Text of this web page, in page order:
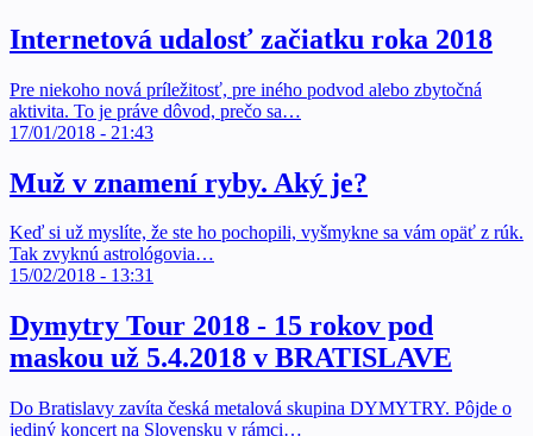
Internetová udalosť začiatku roka 2018
Pre niekoho nová príležitosť, pre iného podvod alebo zbytočná
aktivita. To je práve dôvod, prečo sa…
17/01/2018 - 21:43
Muž v znamení ryby. Aký je?
Keď si už myslíte, že ste ho pochopili, vyšmykne sa vám opäť z rúk.
Tak zvyknú astrológovia…
15/02/2018 - 13:31
Dymytry Tour 2018 - 15 rokov pod
maskou už 5.4.2018 v BRATISLAVE
Do Bratislavy zavíta česká metalová skupina DYMYTRY. Pôjde o
jediný koncert na Slovensku v rámci…